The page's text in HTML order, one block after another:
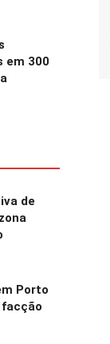
em 300
de
Porto